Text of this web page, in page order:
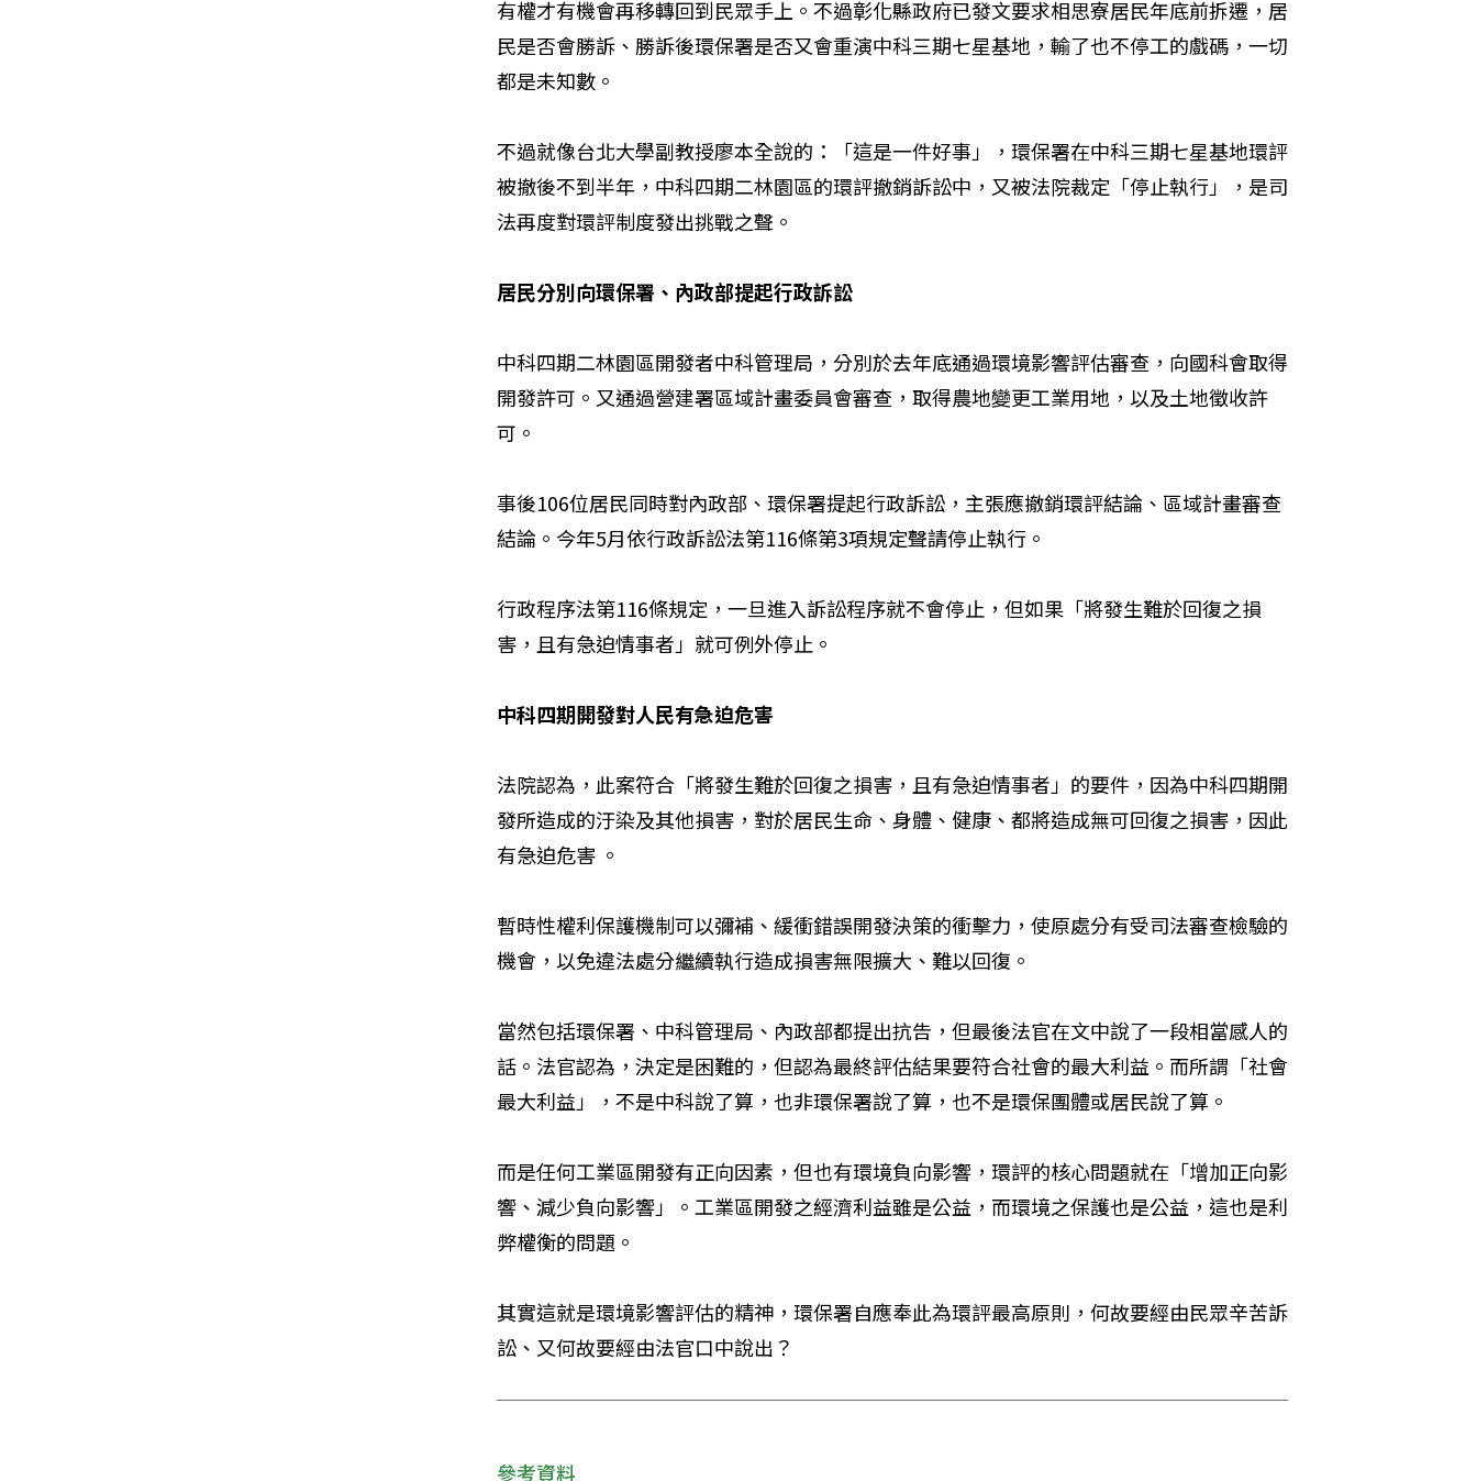
有權才有機會再移轉回到民眾手上。不過彰化縣政府已發文要求相思寮居民年底前拆遷，居
民是否會勝訴、勝訴後環保署是否又會重演中科三期七星基地，輸了也不停工的戲碼，一切
都是未知數。
不過就像台北大學副教授廖本全說的：「這是一件好事」，環保署在中科三期七星基地環評
被撤後不到半年，中科四期二林園區的環評撤銷訴訟中，又被法院裁定「停止執行」，是司
法再度對環評制度發出挑戰之聲。
居民分別向環保署、內政部提起行政訴訟
中科四期二林園區開發者中科管理局，分別於去年底通過環境影響評估審查，向國科會取得
開發許可。又通過營建署區域計畫委員會審查，取得農地變更工業用地，以及土地徵收許
可。
事後106位居民同時對內政部、環保署提起行政訴訟，主張應撤銷環評結論、區域計畫審查
結論。今年5月依行政訴訟法第116條第3項規定聲請停止執行。
行政程序法第116條規定，一旦進入訴訟程序就不會停止，但如果「將發生難於回復之損
害，且有急迫情事者」就可例外停止。
中科四期開發對人民有急迫危害
法院認為，此案符合「將發生難於回復之損害，且有急迫情事者」的要件，因為中科四期開
發所造成的汙染及其他損害，對於居民生命、身體、健康、都將造成無可回復之損害，因此
有急迫危害 。
暫時性權利保護機制可以彌補、緩衝錯誤開發決策的衝擊力，使原處分有受司法審查檢驗的
機會，以免違法處分繼續執行造成損害無限擴大、難以回復。
當然包括環保署、中科管理局、內政部都提出抗告，但最後法官在文中說了一段相當感人的
話。法官認為，決定是困難的，但認為最終評估結果要符合社會的最大利益。而所謂「社會
最大利益」，不是中科說了算，也非環保署說了算，也不是環保團體或居民說了算。
而是任何工業區開發有正向因素，但也有環境負向影響，環評的核心問題就在「增加正向影
響、減少負向影響」。工業區開發之經濟利益雖是公益，而環境之保護也是公益，這也是利
弊權衡的問題。
其實這就是環境影響評估的精神，環保署自應奉此為環評最高原則，何故要經由民眾辛苦訴
訟、又何故要經由法官口中說出？
參考資料